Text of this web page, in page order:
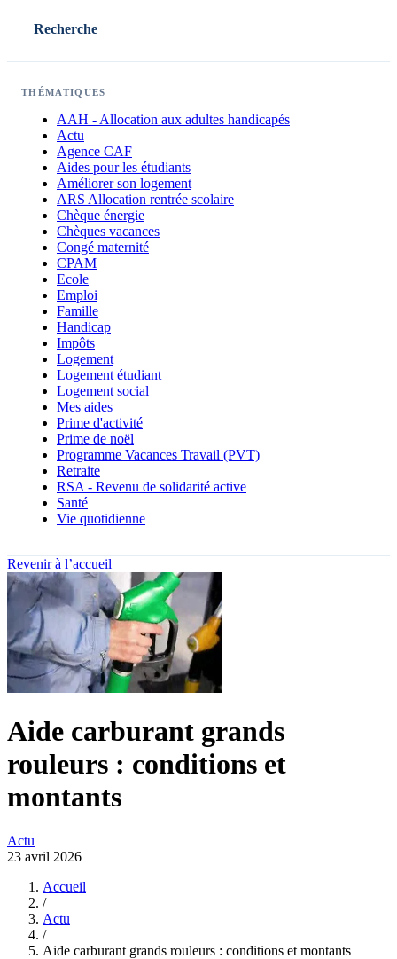
Recherche
THÉMATIQUES
AAH - Allocation aux adultes handicapés
Actu
Agence CAF
Aides pour les étudiants
Améliorer son logement
ARS Allocation rentrée scolaire
Chèque énergie
Chèques vacances
Congé maternité
CPAM
Ecole
Emploi
Famille
Handicap
Impôts
Logement
Logement étudiant
Logement social
Mes aides
Prime d'activité
Prime de noël
Programme Vacances Travail (PVT)
Retraite
RSA - Revenu de solidarité active
Santé
Vie quotidienne
Revenir à l’accueil
Aide carburant grands
rouleurs : conditions et
montants
Actu
23 avril 2026
Accueil
/
Actu
/
Aide carburant grands rouleurs : conditions et montants